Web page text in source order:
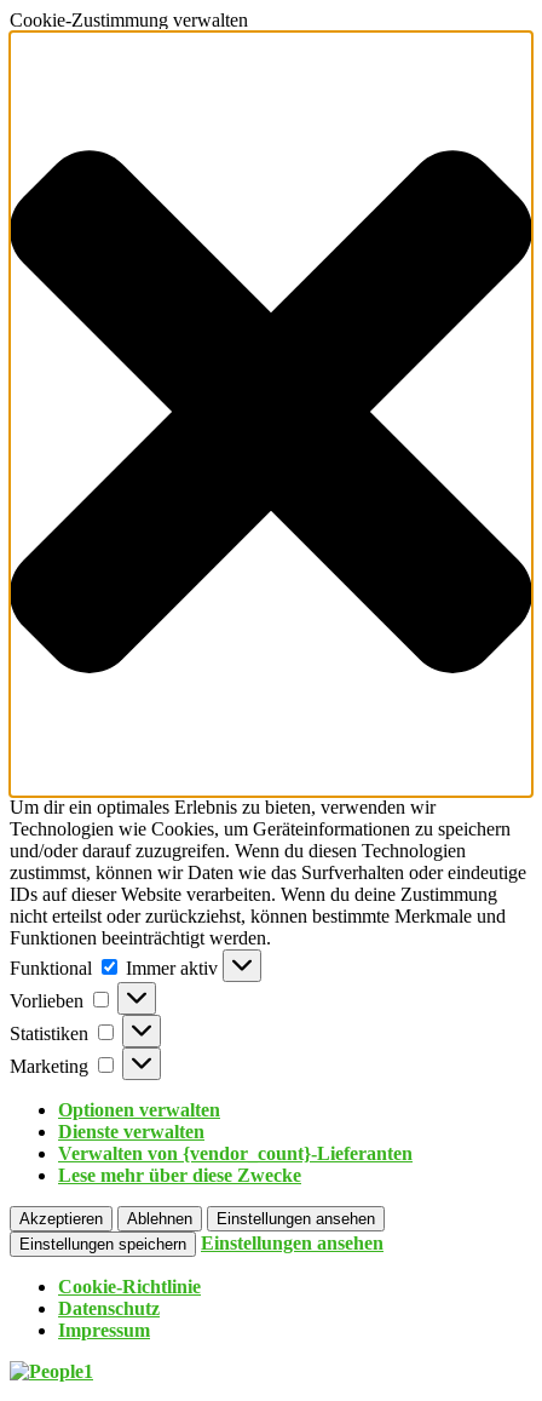
Cookie-Zustimmung verwalten
Um dir ein optimales Erlebnis zu bieten, verwenden wir
Technologien wie Cookies, um Geräteinformationen zu speichern
und/oder darauf zuzugreifen. Wenn du diesen Technologien
zustimmst, können wir Daten wie das Surfverhalten oder eindeutige
IDs auf dieser Website verarbeiten. Wenn du deine Zustimmung
nicht erteilst oder zurückziehst, können bestimmte Merkmale und
Funktionen beeinträchtigt werden.
Funktional
Immer aktiv
Vorlieben
Statistiken
Marketing
Optionen verwalten
Dienste verwalten
Verwalten von {vendor_count}-Lieferanten
Lese mehr über diese Zwecke
Akzeptieren Ablehnen
Einstellungen ansehen
Einstellungen speichern
Einstellungen ansehen
Cookie-Richtlinie
Datenschutz
Impressum